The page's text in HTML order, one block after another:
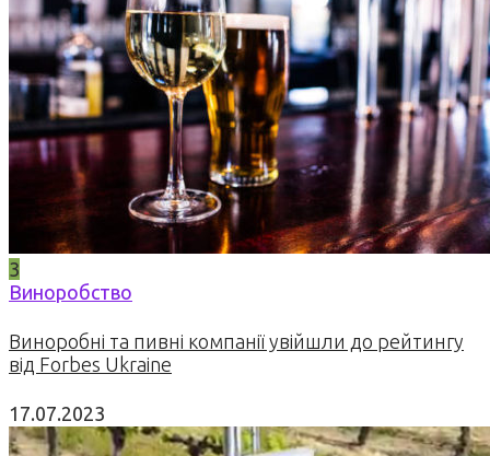
3
Виноробство
Виноробні та пивні компанії увійшли до рейтингу
від Forbes Ukraine
17.07.2023